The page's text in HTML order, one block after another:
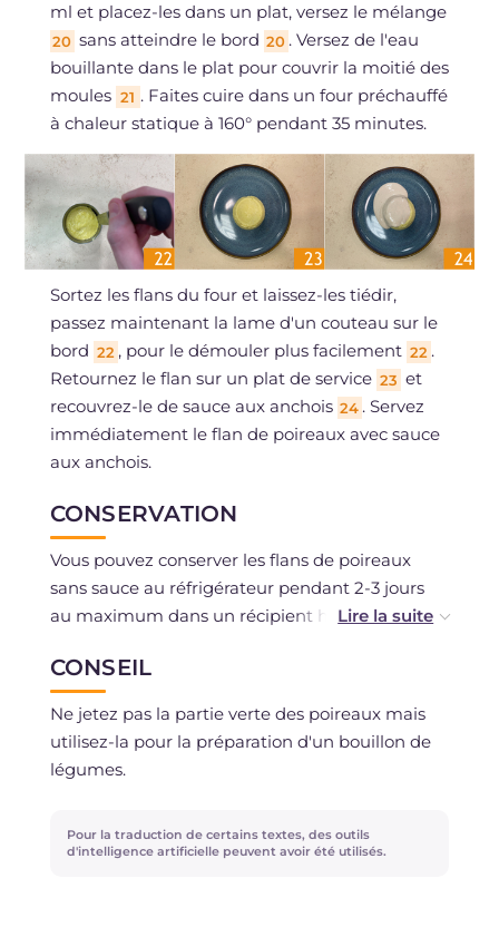
ml et placez-les dans un plat, versez le mélange
20 sans atteindre le bord 20 . Versez de l'eau
bouillante dans le plat pour couvrir la moitié des
moules 21 . Faites cuire dans un four préchauffé
à chaleur statique à 160° pendant 35 minutes.
Sortez les flans du four et laissez-les tiédir,
passez maintenant la lame d'un couteau sur le
bord 22 , pour le démouler plus facilement 22 .
Retournez le flan sur un plat de service 23 et
recouvrez-le de sauce aux anchois 24 . Servez
immédiatement le flan de poireaux avec sauce
aux anchois.
CONSERVATION
Vous pouvez conserver les flans de poireaux
sans sauce au réfrigérateur pendant 2-3 jours
au maximum dans un récipient hermétique ou
congeler les flans s'ils ont été préparés avec des
ingrédients frais.
CONSEIL
Ne jetez pas la partie verte des poireaux mais
utilisez-la pour la préparation d'un bouillon de
légumes.
Pour la traduction de certains textes, des outils
d'intelligence artificielle peuvent avoir été utilisés.